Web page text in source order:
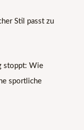
Stil passt zu
stoppt: Wie
sportliche